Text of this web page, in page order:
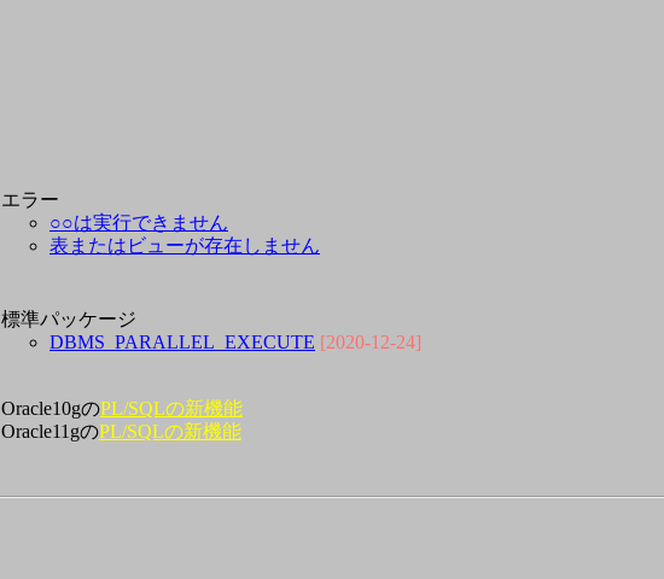
エラー
○○は実行できません
表またはビューが存在しません
標準パッケージ
DBMS_PARALLEL_EXECUTE [2020-12-24]
Oracle10gのPL/SQLの新機能
Oracle11gのPL/SQLの新機能